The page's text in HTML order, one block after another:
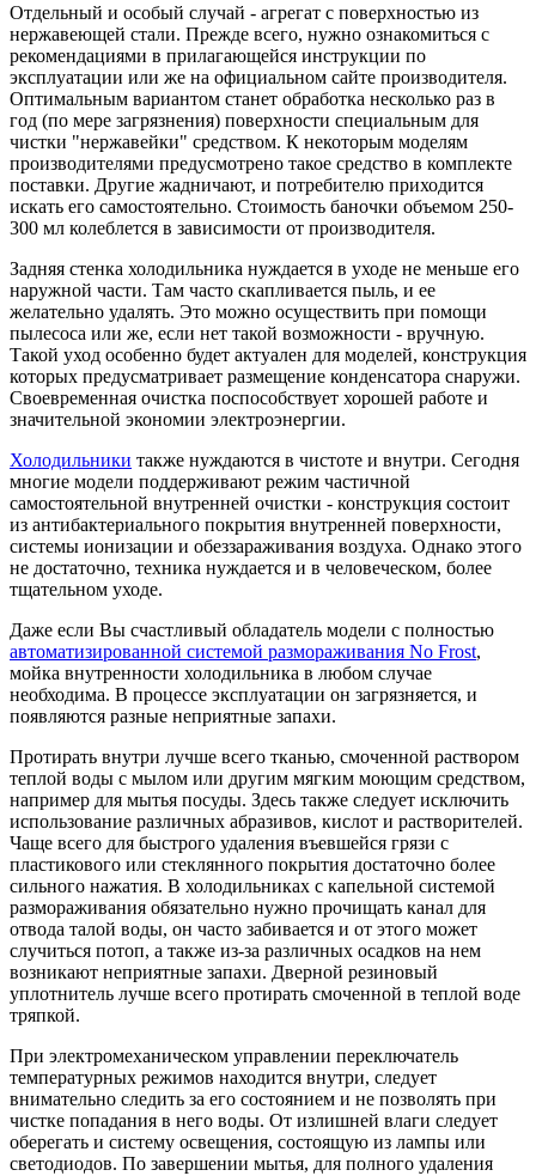
Отдельный и особый случай - агрегат с поверхностью из
нержавеющей стали. Прежде всего, нужно ознакомиться с
рекомендациями в прилагающейся инструкции по
эксплуатации или же на официальном сайте производителя.
Оптимальным вариантом станет обработка несколько раз в
год (по мере загрязнения) поверхности специальным для
чистки "нержавейки" средством. К некоторым моделям
производителями предусмотрено такое средство в комплекте
поставки. Другие жадничают, и потребителю приходится
искать его самостоятельно. Стоимость баночки объемом 250-
300 мл колеблется в зависимости от производителя.
Задняя стенка холодильника нуждается в уходе не меньше его
наружной части. Там часто скапливается пыль, и ее
желательно удалять. Это можно осуществить при помощи
пылесоса или же, если нет такой возможности - вручную.
Такой уход особенно будет актуален для моделей, конструкция
которых предусматривает размещение конденсатора снаружи.
Своевременная очистка поспособствует хорошей работе и
значительной экономии электроэнергии.
Холодильники также нуждаются в чистоте и внутри. Сегодня
многие модели поддерживают режим частичной
самостоятельной внутренней очистки - конструкция состоит
из антибактериального покрытия внутренней поверхности,
системы ионизации и обеззараживания воздуха. Однако этого
не достаточно, техника нуждается и в человеческом, более
тщательном уходе.
Даже если Вы счастливый обладатель модели с полностью
автоматизированной системой размораживания No Frost,
мойка внутренности холодильника в любом случае
необходима. В процессе эксплуатации он загрязняется, и
появляются разные неприятные запахи.
Протирать внутри лучше всего тканью, смоченной раствором
теплой воды с мылом или другим мягким моющим средством,
например для мытья посуды. Здесь также следует исключить
использование различных абразивов, кислот и растворителей.
Чаще всего для быстрого удаления въевшейся грязи с
пластикового или стеклянного покрытия достаточно более
сильного нажатия. В холодильниках с капельной системой
размораживания обязательно нужно прочищать канал для
отвода талой воды, он часто забивается и от этого может
случиться потоп, а также из-за различных осадков на нем
возникают неприятные запахи. Дверной резиновый
уплотнитель лучше всего протирать смоченной в теплой воде
тряпкой.
При электромеханическом управлении переключатель
температурных режимов находится внутри, следует
внимательно следить за его состоянием и не позволять при
чистке попадания в него воды. От излишней влаги следует
оберегать и систему освещения, состоящую из лампы или
светодиодов. По завершении мытья, для полного удаления